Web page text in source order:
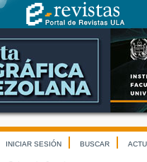
INICIAR SESIÓN BUSCAR